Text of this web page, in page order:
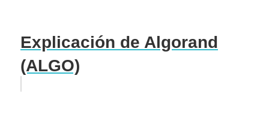
Explicación de Algorand
(ALGO)